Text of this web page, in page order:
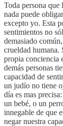
Toda persona que
nada puede
excepto yo. Esta
sentimientos no
demasiado
crueldad humana.
propia conciencia
demás personas
capacidad de
un judío no tiene
día es mas
un bebé, o un
innegable de que
negar nuestra